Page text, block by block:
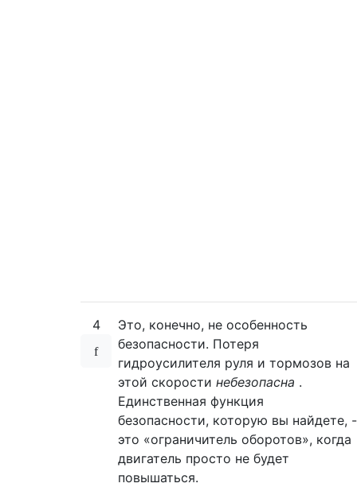
4
Это, конечно, не особенность
безопасности. Потеря
гидроусилителя руля и тормозов на
этой скорости небезопасна .
Единственная функция
безопасности, которую вы найдете, -
это «ограничитель оборотов», когда
двигатель просто не будет
повышаться.